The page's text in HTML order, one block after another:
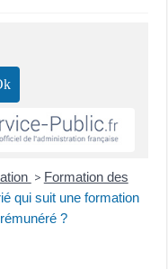
> Formation des
qui suit une formation
?